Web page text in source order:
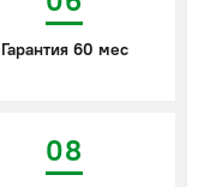
Гарантия 60 мес
08